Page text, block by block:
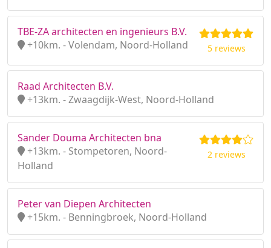
TBE-ZA architecten en ingenieurs B.V.
+10km. - Volendam, Noord-Holland
5 reviews
Raad Architecten B.V.
+13km. - Zwaagdijk-West, Noord-Holland
Sander Douma Architecten bna
+13km. - Stompetoren, Noord-
Holland
2 reviews
Peter van Diepen Architecten
+15km. - Benningbroek, Noord-Holland